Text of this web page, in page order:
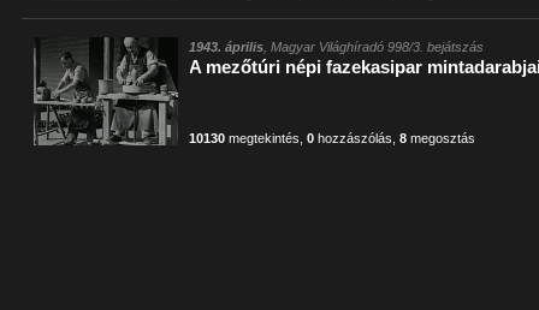
1943. április , Magyar Világhíradó 998/3. bejátszás
A mezőtúri népi fazekasipar
10130 megtekintés ,0 hozzászólás ,8 megosztás